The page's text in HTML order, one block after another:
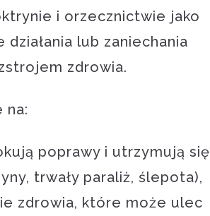
i orzecznictwie jako
lub zaniechania
zdrowia.
na:
poprawy i utrzymują się
trwały paraliż, ślepota),
zdrowia, które może ulec